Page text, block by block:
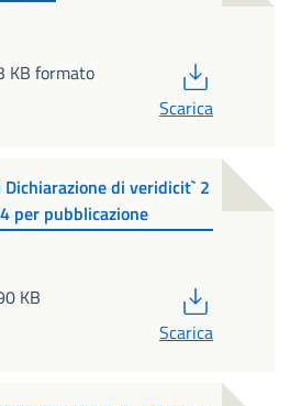
KB formato
Scarica
di veridicit` 2
per pubblicazione
KB
Scarica